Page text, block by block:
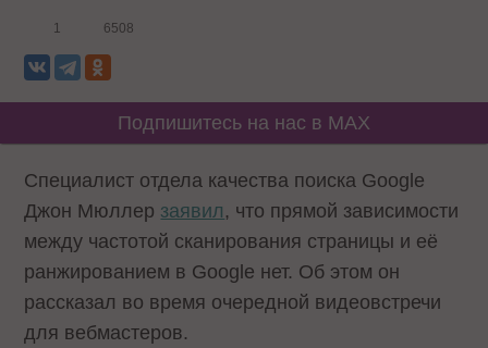
1 6508
Подпишитесь на нас в MAX
Специалист отдела качества поиска Google
Джон Мюллер заявил , что прямой зависимости
между частотой сканирования страницы и её
ранжированием в Google нет. Об этом он
рассказал во время очередной видеовстречи
для вебмастеров.